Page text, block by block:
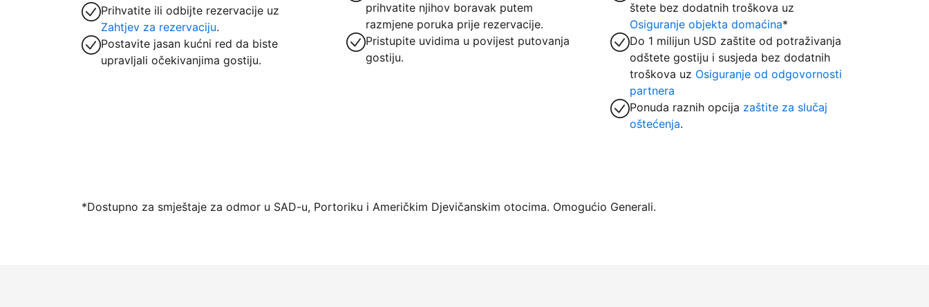
Prihvatite ili odbijte rezervacije uz
Zahtjev za rezervaciju.
Postavite jasan kućni red da biste
upravljali očekivanjima gostiju.
prihvatite njihov boravak putem
razmjene poruka prije rezervacije.
Pristupite uvidima u povijest putovanja
gostiju.
štete bez dodatnih troškova uz
Osiguranje objekta domaćina*
Do 1 milijun USD zaštite od potraživanja
odštete gostiju i susjeda bez dodatnih
troškova uz Osiguranje od odgovornosti
partnera
Ponuda raznih opcija zaštite za slučaj
oštećenja.
Počnite primati goste putem naše platforme već danas
*Dostupno za smještaje za odmor u SAD-u, Portoriku i Američkim Djevičanskim otocima. Omogućio Generali.